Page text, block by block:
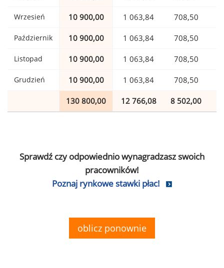
Wrzesień 10 900,00 1 063,84 708,50
Październik 10 900,00 1 063,84 708,50
Listopad 10 900,00 1 063,84 708,50
Grudzień 10 900,00 1 063,84 708,50
130 800,00 12 766,08 8 502,00
Sprawdź czy odpowiednio wynagradzasz swoich
pracowników!
Poznaj rynkowe stawki płac!
oblicz ponownie